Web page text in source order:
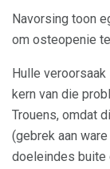
Navorsing toon
om osteopenie
Hulle
kern van die
Trouens, omdat
(gebrek aan
doeleindes buite